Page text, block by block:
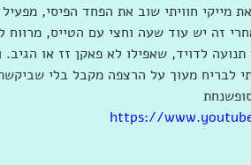
מייקי חוויתי שוב את הפחד הפיסי,
זה יש עוד שעה וחצי עם הטייס, מרווח
לדויד, שאפילו לא פאקן זז או
לבריח מעוך על הרצפה מקבל בלי
https://